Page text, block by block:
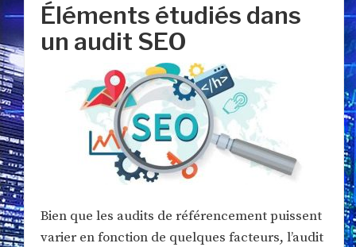
Éléments étudiés dans
un audit SEO
Bien que les audits de référencement puissent
varier en fonction de quelques facteurs, l’audit